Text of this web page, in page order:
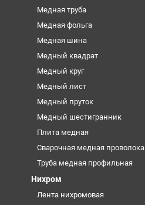
Медная труба
Медная фольга
Медная шина
Медный квадрат
Медный круг
Медный лист
Медный пруток
Медный шестигранник
Плита медная
Сварочная медная проволока
Труба медная профильная
Нихром
Лента нихромовая